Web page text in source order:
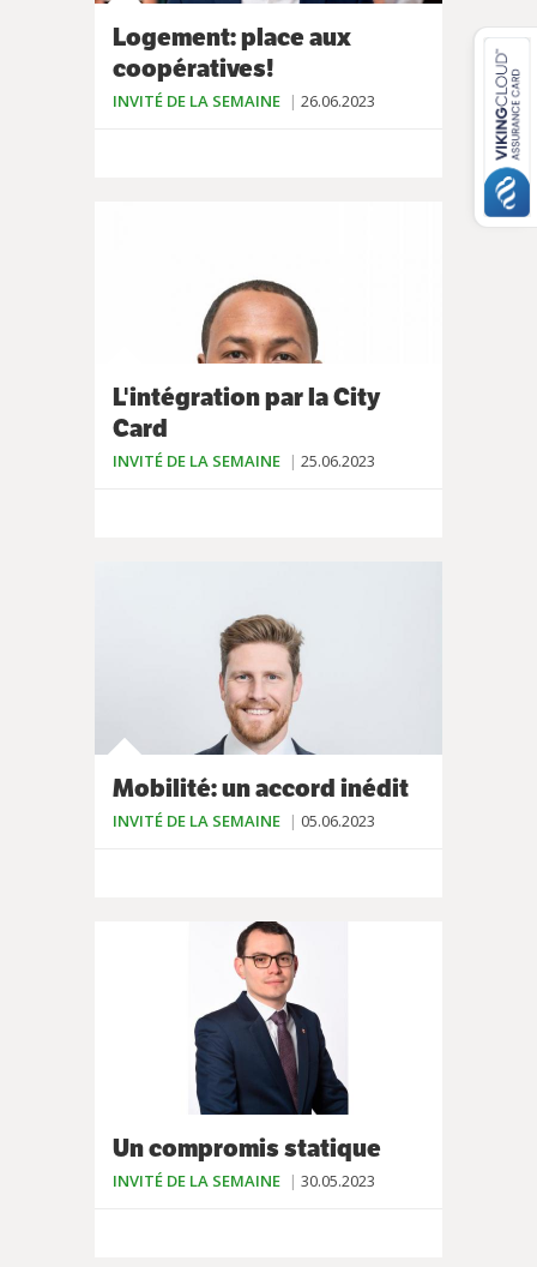
Logement: place aux
coopératives!
INVITÉ DE LA SEMAINE 26.06.2023
L'intégration par la City
Card
INVITÉ DE LA SEMAINE 25.06.2023
Mobilité: un accord inédit
INVITÉ DE LA SEMAINE 05.06.2023
Un compromis statique
INVITÉ DE LA SEMAINE 30.05.2023